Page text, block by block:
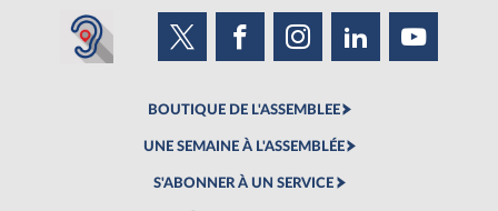
BOUTIQUE DE L'ASSEMBLEE
UNE SEMAINE À L'ASSEMBLÉE
S'ABONNER À UN SERVICE